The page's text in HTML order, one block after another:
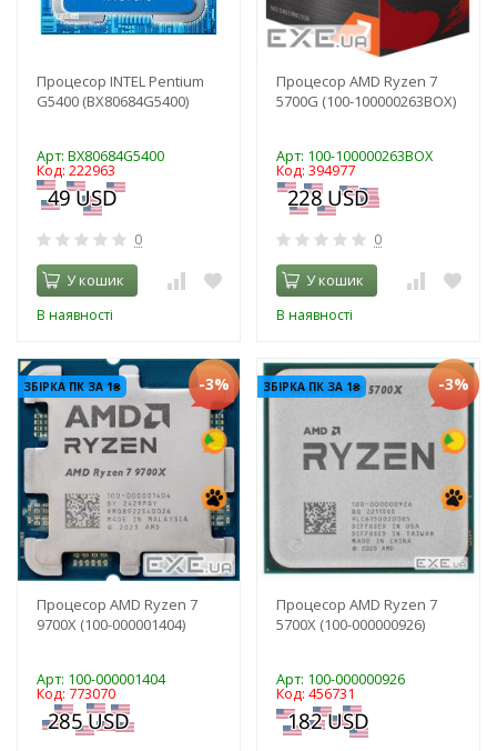
Процесор INTEL Pentium
G5400 (BX80684G5400)
Арт: BX80684G5400
Код: 222963
0
У кошик
В наявності
Процесор AMD Ryzen 7
5700G (100-100000263BOX)
Арт: 100-100000263BOX
Код: 394977
0
У кошик
В наявності
ЗБІРКА ПК ЗА 1₴ -3%
Процесор AMD Ryzen 7
9700X (100-000001404)
Арт: 100-000001404
Код: 773070
ЗБІРКА ПК ЗА 1₴ -3%
Процесор AMD Ryzen 7
5700X (100-000000926)
Арт: 100-000000926
Код: 456731